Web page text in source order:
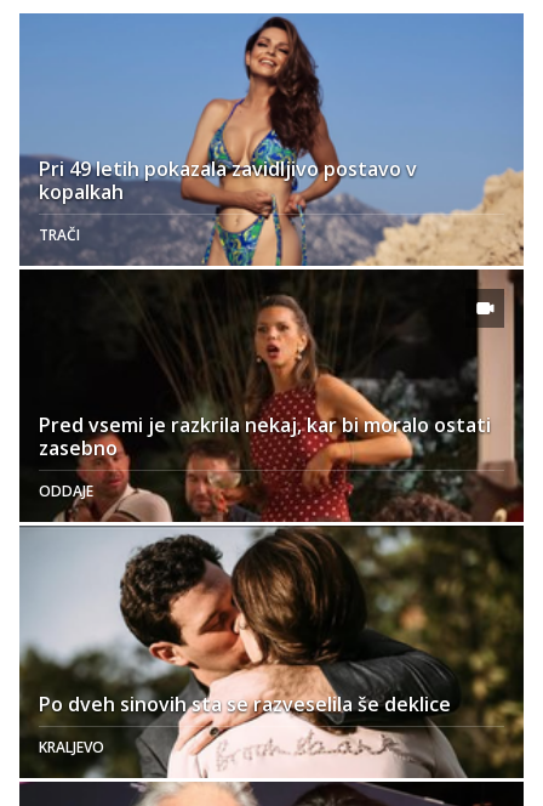
Pri 49 letih pokazala zavidljivo postavo v
kopalkah
TRAČI
Pred vsemi je razkrila nekaj, kar bi moralo ostati
zasebno
ODDAJE
Po dveh sinovih sta se razveselila še deklice
KRALJEVO